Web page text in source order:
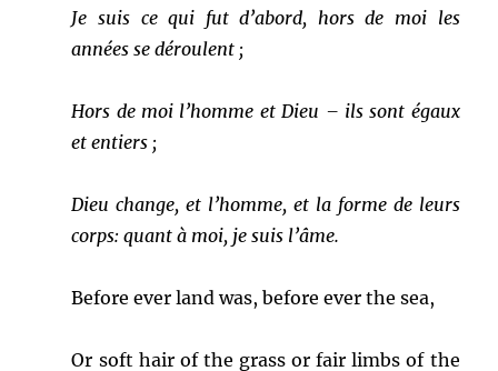
Je suis ce qui fut d’abord, hors de moi les
années se déroulent ;
Hors de moi l’homme et Dieu – ils sont égaux
et entiers ;
Dieu change, et l’homme, et la forme de leurs
corps: quant à moi, je suis l’âme.
Before ever land was, before ever the sea,
Or soft hair of the grass or fair limbs of the